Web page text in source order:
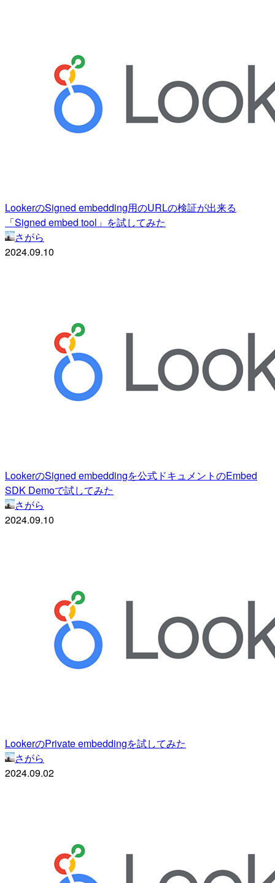
LookerのSigned embedding用のURLの検証が出来る
「Signed embed tool」を試してみた
さがら
2024.09.10
LookerのSigned embeddingを公式ドキュメントのEmbed
SDK Demoで試してみた
さがら
2024.09.10
LookerのPrivate embeddingを試してみた
さがら
2024.09.02